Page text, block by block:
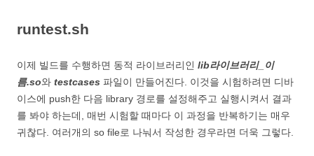
runtest.sh
이제 빌드를 수행하면 동적 라이브러리인 lib라이브러리_이
름.so와 testcases 파일이 만들어진다. 이것을 시험하려면 디바
이스에 push한 다음 library 경로를 설정해주고 실행시켜서 결과
를 봐야 하는데, 매번 시험할 때마다 이 과정을 반복하기는 매우
귀찮다. 여러개의 so file로 나눠서 작성한 경우라면 더욱 그렇다.